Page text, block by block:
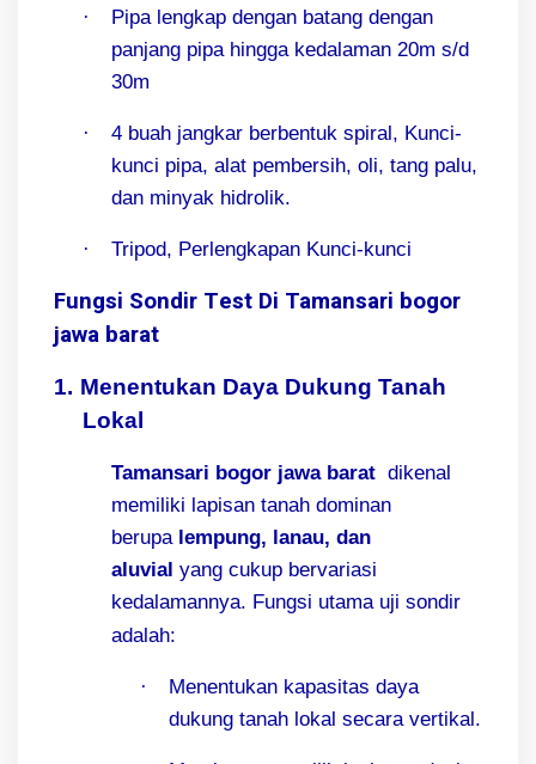
·
Pipa lengkap dengan batang dengan
panjang pipa hingga kedalaman 20m s/d
30m
·
4 buah jangkar berbentuk spiral, Kunci-
kunci pipa, alat pembersih, oli, tang palu,
dan minyak hidrolik.
· Tripod, Perlengkapan Kunci-kunci
Fungsi Sondir Test Di Tamansari bogor
jawa barat
1. Menentukan Daya Dukung Tanah
Lokal
Tamansari bogor jawa barat dikenal
memiliki lapisan tanah dominan
berupa lempung, lanau, dan
aluvial yang cukup bervariasi
kedalamannya. Fungsi utama uji sondir
adalah:
·
Menentukan kapasitas daya
dukung tanah lokal secara vertikal.